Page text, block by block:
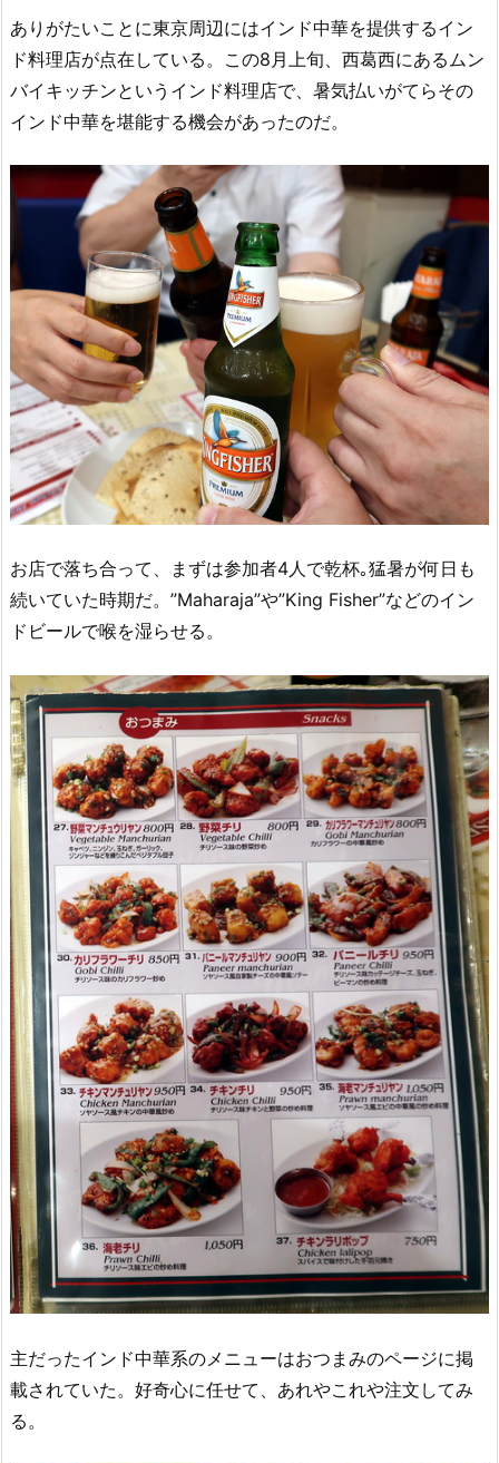
ありがたいことに東京周辺にはインド中華を提供するイン
ド料理店が点在している。この8月上旬、西葛西にあるムン
バイキッチンというインド料理店で、暑気払いがてらその
インド中華を堪能する機会があったのだ。
お店で落ち合って、まずは参加者4人で乾杯｡猛暑が何日も
続いていた時期だ。”Maharaja”や”King Fisher”などのイン
ドビールで喉を湿らせる。
主だったインド中華系のメニューはおつまみのページに掲
載されていた。好奇心に任せて、あれやこれや注文してみ
る。